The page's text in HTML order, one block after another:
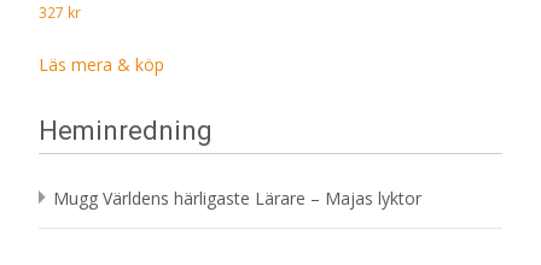
327 kr
Läs mera & köp
Heminredning
Mugg Världens härligaste Lärare – Majas lyktor